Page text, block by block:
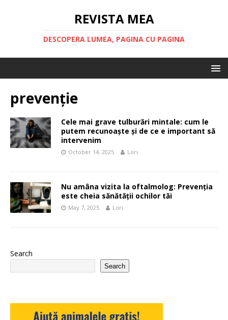
REVISTA MEA
DESCOPERA LUMEA, PAGINA CU PAGINA
prevenție
Cele mai grave tulburări mintale: cum le
putem recunoaște și de ce e important să
intervenim
October 14, 2025 Lori
Nu amâna vizita la oftalmolog: Prevenția
este cheia sănătății ochilor tăi
May 7, 2025 Lori
Search
Search